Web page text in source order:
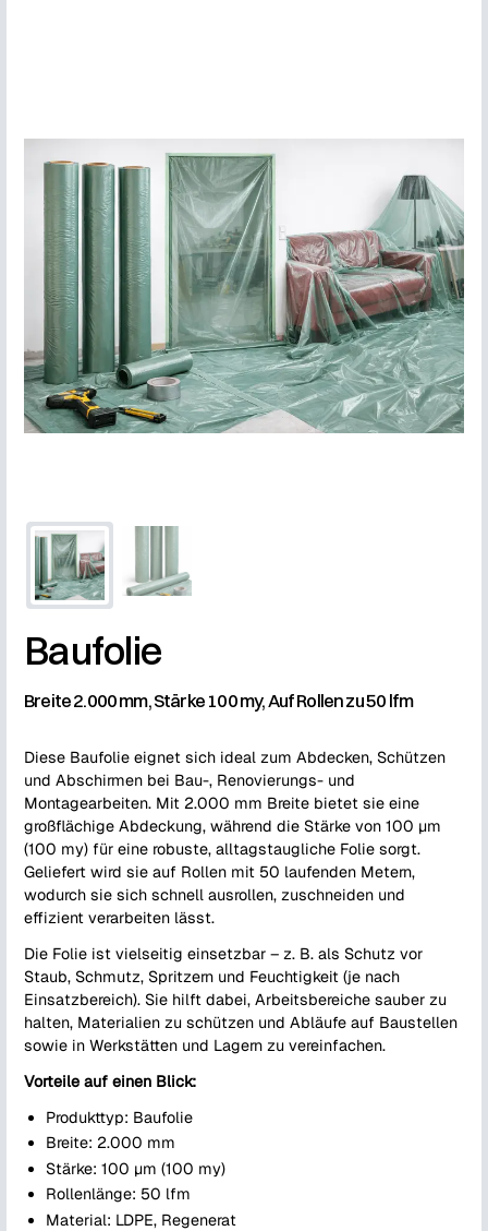
Baufolie
Breite 2.000 mm, Stärke 100 my, Auf Rollen zu 50 lfm
Diese Baufolie eignet sich ideal zum Abdecken, Schützen
und Abschirmen bei Bau-, Renovierungs- und
Montagearbeiten. Mit 2.000 mm Breite bietet sie eine
großflächige Abdeckung, während die Stärke von 100 µm
(100 my) für eine robuste, alltagstaugliche Folie sorgt.
Geliefert wird sie auf Rollen mit 50 laufenden Metern,
wodurch sie sich schnell ausrollen, zuschneiden und
effizient verarbeiten lässt.
Die Folie ist vielseitig einsetzbar – z. B. als Schutz vor
Staub, Schmutz, Spritzern und Feuchtigkeit (je nach
Einsatzbereich). Sie hilft dabei, Arbeitsbereiche sauber zu
halten, Materialien zu schützen und Abläufe auf Baustellen
sowie in Werkstätten und Lagern zu vereinfachen.
Vorteile auf einen Blick:
Produkttyp: Baufolie
Breite: 2.000 mm
Stärke: 100 µm (100 my)
Rollenlänge: 50 lfm
Material: LDPE, Regenerat